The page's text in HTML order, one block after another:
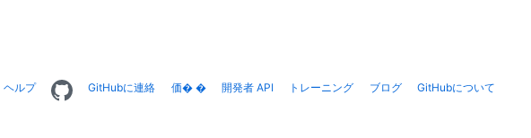
ヘルプ GitHubに連絡 価� � 開発者 API トレーニング ブログ GitHubについて